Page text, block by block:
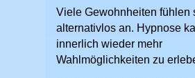
Viele Gewohnheiten fühlen
alternativlos an. Hypnose
innerlich wieder mehr
Wahlmöglichkeiten zu